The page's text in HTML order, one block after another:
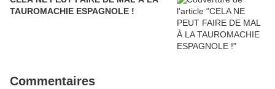
TAUROMACHIE ESPAGNOLE !
Commentaires